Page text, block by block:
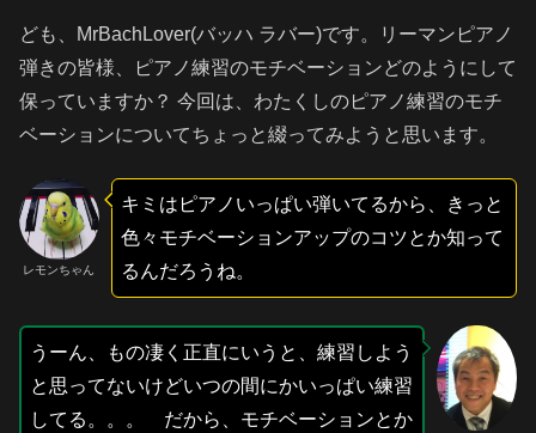
ども、MrBachLover(バッハ ラバー)です。リーマンピアノ
弾きの皆様、ピアノ練習のモチベーションどのようにして
保っていますか？ 今回は、わたくしのピアノ練習のモチ
ベーションについてちょっと綴ってみようと思います。
レモンちゃん
キミはピアノいっぱい弾いてるから、きっと
色々モチベーションアップのコツとか知って
るんだろうね。
うーん、もの凄く正直にいうと、練習しよう
と思ってないけどいつの間にかいっぱい練習
してる。。。 だから、モチベーションとか